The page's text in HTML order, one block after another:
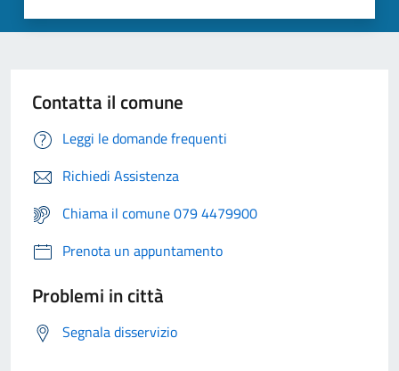
Contatta il comune
Leggi le domande frequenti
Richiedi Assistenza
Chiama il comune 079 4479900
Prenota un appuntamento
Problemi in città
Segnala disservizio